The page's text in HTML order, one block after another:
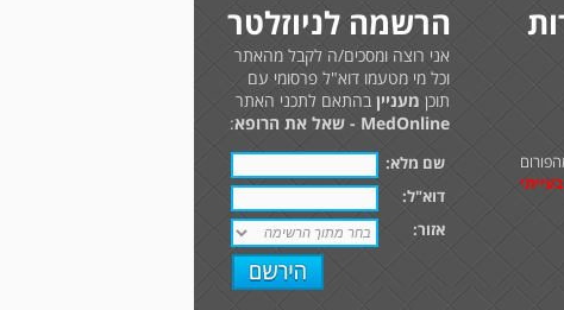
הרשמה לניוזלטר
אני רוצה ומסכים/ה לקבל מהאתר
וכל מי מטעמו דוא"ל פרסומי עם
תוכן מענייןבהתאם לתכני האתר
MedOnline - שאל את הרופא
:
שם מלא:
דוא"ל:
אזור: